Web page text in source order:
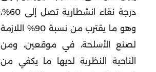
درجة نقاء انشطارية تصل إلى 60%،
وهو ما يقترب من نسبة 90% اللازمة
لصنع الأسلحة، في موقعين، ومن
الناحية النظرية لديها ما يكفي من